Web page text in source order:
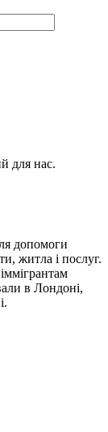
для нас.
допомоги
житла і послуг.
в Лондоні,